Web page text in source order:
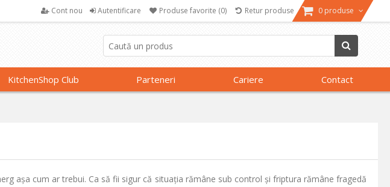
Cont nou Autentificare Produse favorite (0) Retur produse 0 produse
KitchenShop Club Parteneri Cariere Contact
așa cum ar trebui. Ca să fii sigur că situația rămâne sub control și friptura rămâne fragedă